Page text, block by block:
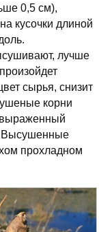
0,5 см),
кусочки длиной
лучше
сырья, снизит
корни
Высушенные
прохладном